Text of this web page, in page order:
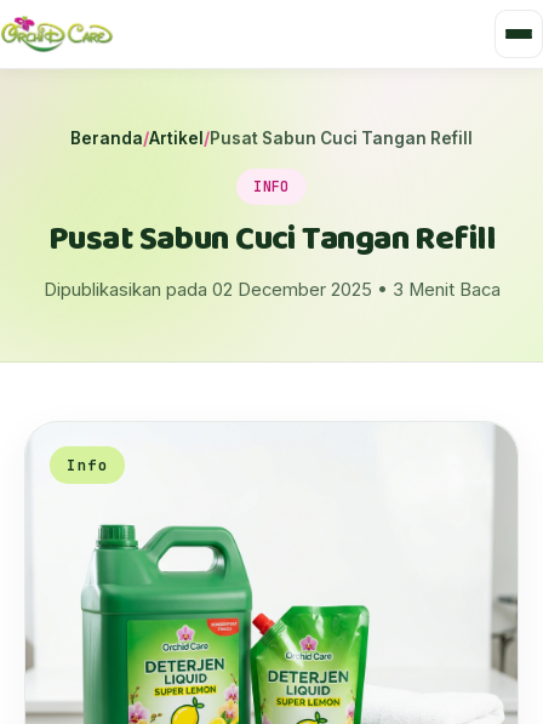
Beranda/Artikel /Pusat Sabun Cuci Tangan Refill
INFO
Pusat Sabun Cuci Tangan Refill
Dipublikasikan pada 02 December 2025 • 3 Menit Baca
Info